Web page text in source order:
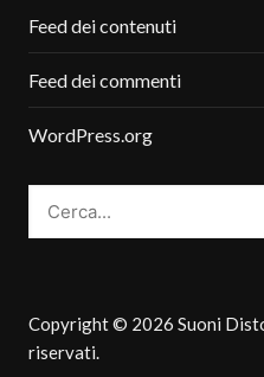
Feed dei contenuti
Feed dei commenti
WordPress.org
Copyright © 2026 Suoni
riservati.